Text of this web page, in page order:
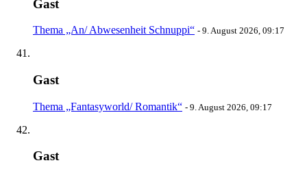
Gast
Thema „An/ Abwesenheit Schnuppi“ - 9. August 2026, 09:17
Gast
Thema „Fantasyworld/ Romantik“ - 9. August 2026, 09:17
Gast